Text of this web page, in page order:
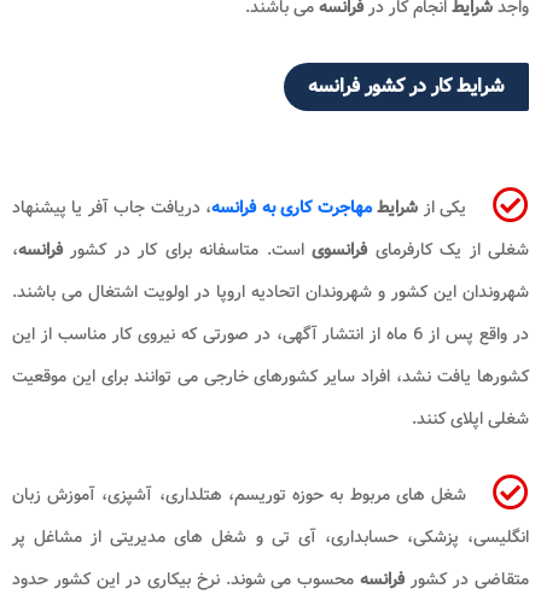
واجدشرایطانجام کار درفرانسهمی باشند.
شرایطکار در کشورفرانسه
یکی از شرایطمهاجرت کاری به فرانسه، دریافت جاب آفر یا پیشنهاد
شغلی از یک کارفرمایفرانسویاست. متاسفانه برای کار در کشورفرانسه،
شهروندان این کشور و شهروندان اتحادیه اروپا در اولویت اشتغال می باشند.
در واقع پس از 6 ماه از انتشار آگهی، در صورتی که نیروی کار مناسب از این
کشورها یافت نشد، افراد سایر کشورهای خارجی می توانند برای این موقعیت
شغلی اپلای کنند.
شغل های مربوط به حوزه توریسم، هتلداری، آشپزی، آموزش زبان
انگلیسی، پزشکی، حسابداری، آی تی و شغل های مدیریتی از مشاغل پر
متقاضی در کشورفرانسه محسوب می شوند. نرخ بیکاری در این کشور حدود